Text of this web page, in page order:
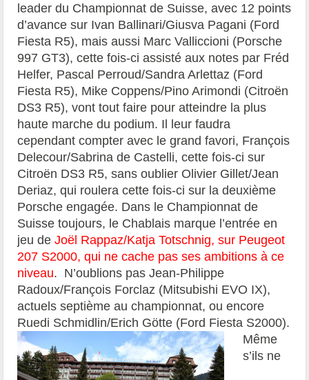
leader du Championnat de Suisse, avec 12 points
d’avance sur Ivan Ballinari/Giusva Pagani (Ford
Fiesta R5), mais aussi Marc Valliccioni (Porsche
997 GT3), cette fois-ci assisté aux notes par Fréd
Helfer, Pascal Perroud/Sandra Arlettaz (Ford
Fiesta R5), Mike Coppens/Pino Arimondi (Citroën
DS3 R5), vont tout faire pour atteindre la plus
haute marche du podium. Il leur faudra
cependant compter avec le grand favori, François
Delecour/Sabrina de Castelli, cette fois-ci sur
Citroën DS3 R5, sans oublier Olivier Gillet/Jean
Deriaz, qui roulera cette fois-ci sur la deuxième
Porsche engagée. Dans le Championnat de
Suisse toujours, le Chablais marque l’entrée en
jeu deJoël Rappaz/Katja Totschnig, sur Peugeot
207 S2000, qui ne cache pas ses ambitions à ce
niveau. N’oublions pas Jean-Philippe
Radoux/François Forclaz (Mitsubishi EVO IX),
actuels septième au championnat, ou encore
Ruedi Schmidlin/Erich Götte (Ford Fiesta S2000).
Même
s’ils ne